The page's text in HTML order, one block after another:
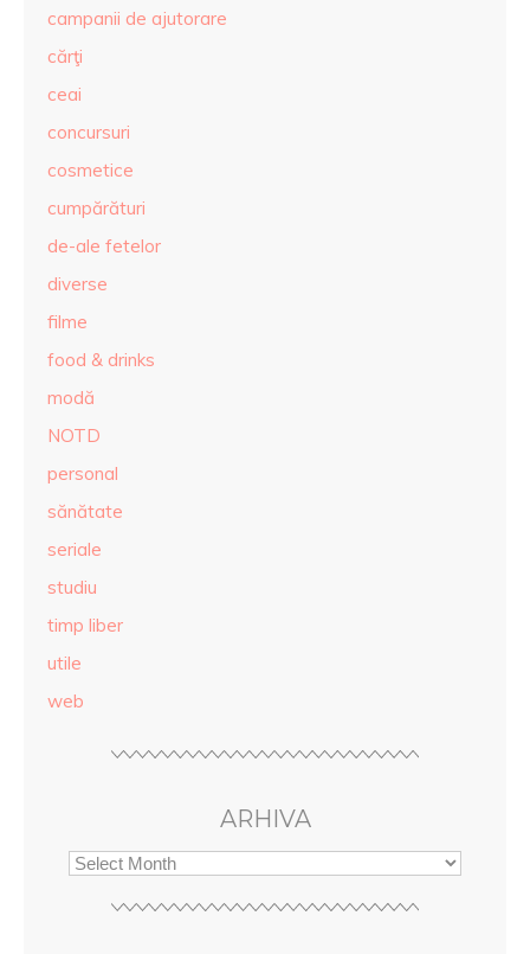
campanii de ajutorare
cărţi
ceai
concursuri
cosmetice
cumpărături
de-ale fetelor
diverse
filme
food & drinks
modă
NOTD
personal
sănătate
seriale
studiu
timp liber
utile
web
ARHIVA